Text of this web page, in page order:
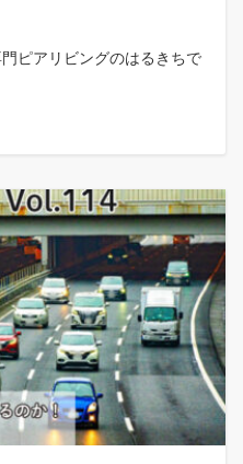
ピアリビングのはるきちで